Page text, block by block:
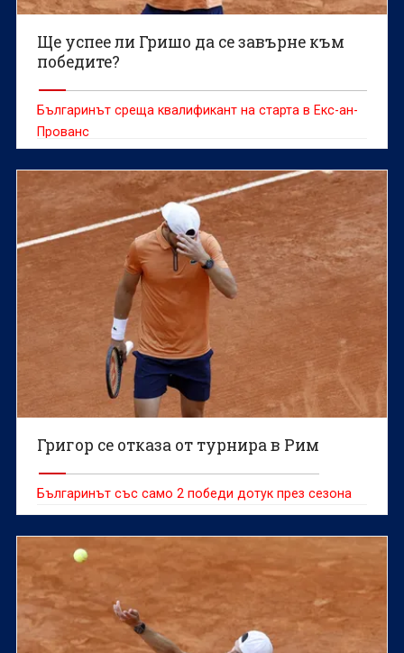
Ще успее ли Гришо да се завърне към
победите?
Българинът среща квалификант на старта в Екс-ан-
Прованс
Григор се отказа от турнира в Рим
Българинът със само 2 победи дотук през сезона